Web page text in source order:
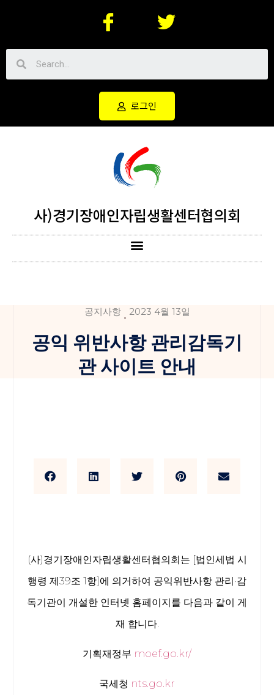
로그인
사)경기장애인자립생활센터협의회
공지사항 2023 4월 13일
공익 위반사항 관리감독기
관 사이트 안내
(사)경기장애인자립생활센터협의회는 [법인세법 시
행령 제39조 1항]에 의거하여 공익위반사항 관리·감
독기관이 개설한 인터넷 홈페이지를 다음과 같이 게
재 합니다.
기획재정부 moef.go.kr/
국세청 nts.go.kr